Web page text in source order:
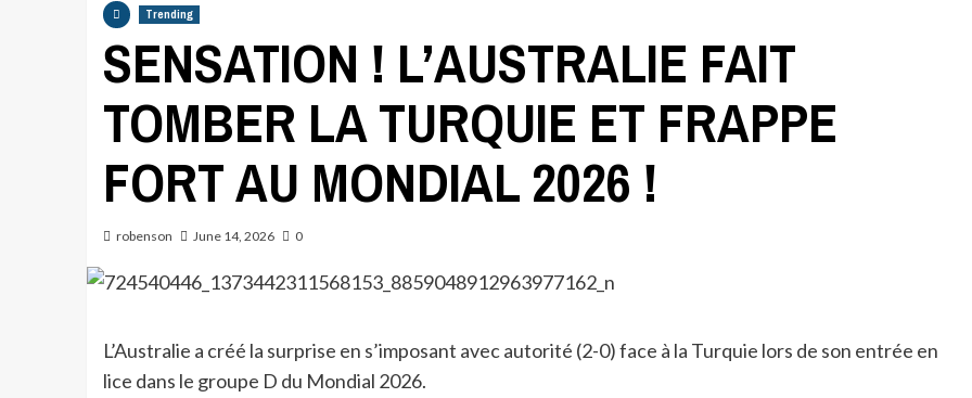
Trending
SENSATION ! L’AUSTRALIE FAIT
TOMBER LA TURQUIE ET FRAPPE
FORT AU MONDIAL 2026 !
robenson June 14, 2026 0
L’Australie a créé la surprise en s’imposant avec autorité (2-0) face à la Turquie lors de son entrée en
lice dans le groupe D du Mondial 2026.